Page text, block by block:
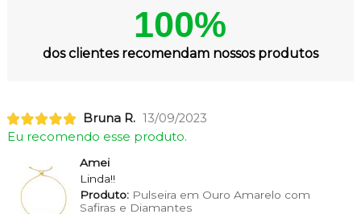
100%
dos clientes recomendam nossos produtos
Bruna R. 13/09/2023
Eu recomendo esse produto.
Amei
Linda!!
Produto:Pulseira em Ouro Amarelo com
Safiras e Diamantes